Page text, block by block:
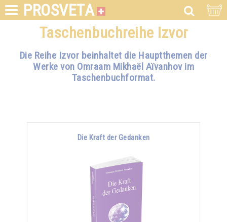
PROSVETA
Taschenbuchreihe Izvor
Die Reihe Izvor beinhaltet die Hauptthemen der
Werke von Omraam Mikhaël Aïvanhov im
Taschenbuchformat.
Die Kraft der Gedanken